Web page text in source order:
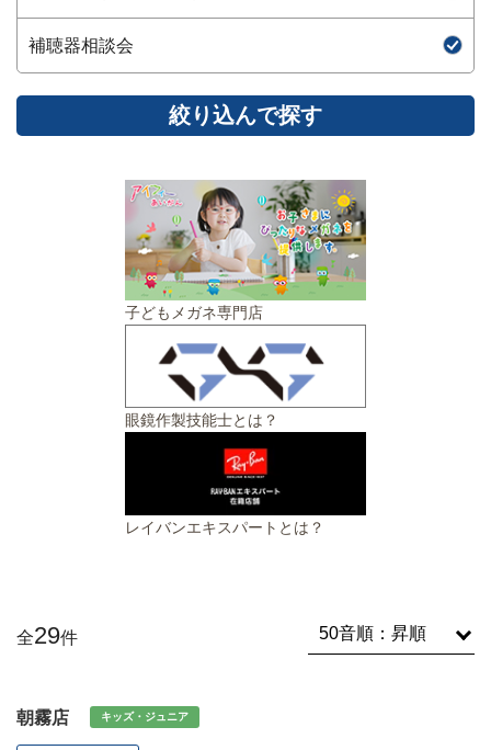
全29件
朝霧店 キッズ・ジュニア
補聴器相談会
子どもメガネ専門店
眼鏡作製技能士とは？
レイバンエキスパートとは？